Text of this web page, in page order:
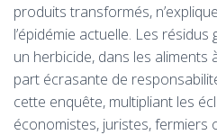
produits transformés,
l’épidémie actuelle. Les
un herbicide, dans les
part écrasante de
cette enquête, multipliant les
économistes, juristes, fermiers